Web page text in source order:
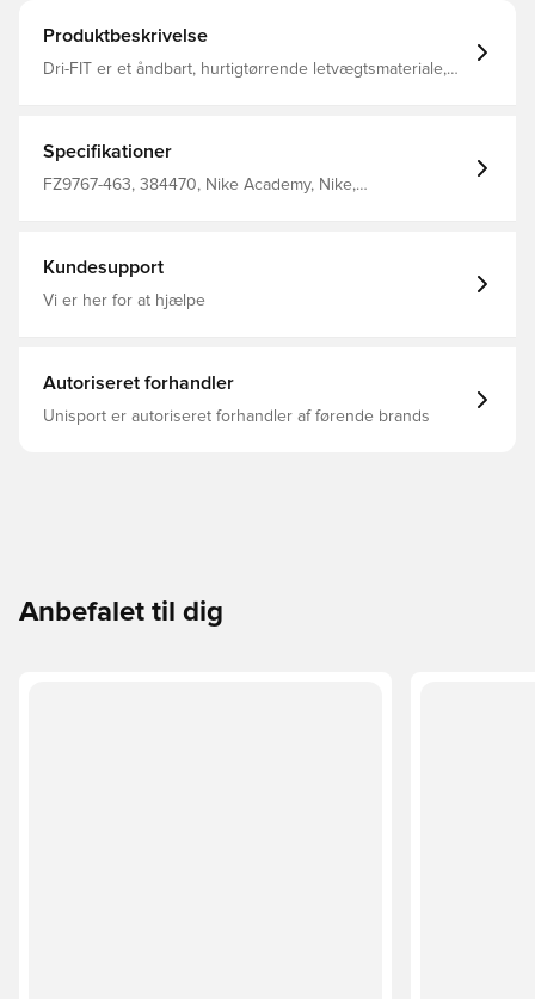
Produktbeskrivelse
Dri-FIT er et åndbart, hurtigtørrende letvægtsmateriale,
Specifikationer
FZ9767-463, 384470, Nike Academy, Nike,
Kundesupport
Vi er her for at hjælpe
Autoriseret forhandler
Unisport er autoriseret forhandler af førende brands
Anbefalet til dig